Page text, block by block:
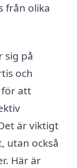
från olika
sig på
och
för att
är viktigt
utan också
Här är